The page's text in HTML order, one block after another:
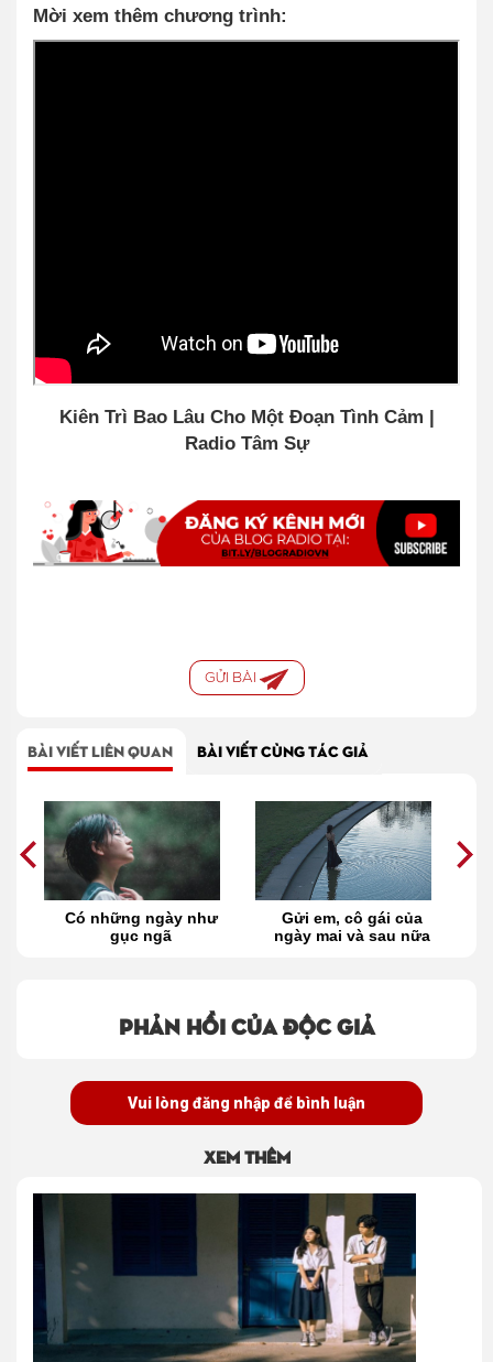
Mời xem thêm chương trình:
Kiên Trì Bao Lâu Cho Một Đoạn Tình Cảm |
Radio Tâm Sự
GỬI BÀI
BÀI VIẾT LIÊN QUAN BÀI VIẾT CÙNG TÁC GIẢ
Có những ngày như
gục ngã
Gửi em, cô gái của
ngày mai và sau nữa
Phản hồi của độc giả
Vui lòng đăng nhập để bình luận
Xem thêm